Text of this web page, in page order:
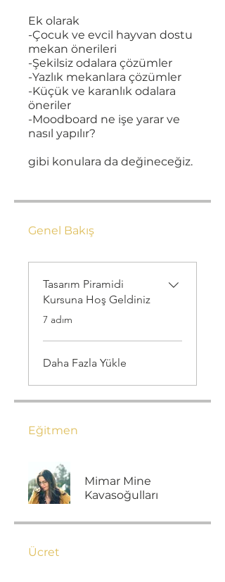
Ek olarak
-Çocuk ve evcil hayvan dostu
mekan önerileri
-Şekilsiz odalara çözümler
-Yazlık mekanlara çözümler
-Küçük ve karanlık odalara
öneriler
-Moodboard ne işe yarar ve
nasıl yapılır?
gibi konulara da değineceğiz.
Genel Bakış
Tasarım Piramidi
Kursuna Hoş Geldiniz
.7 adım
Daha Fazla Yükle
Eğitmen
Mimar Mine
Kavasoğulları
Ücret